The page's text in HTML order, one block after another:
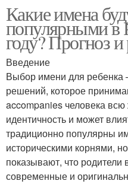
Какие имена
популярными в
году? Прогноз
Введение
Выбор имени для
решений, которое
accompanies человека
идентичность и может
традиционно популярны
историческими корнями,
показывают, что
современные и